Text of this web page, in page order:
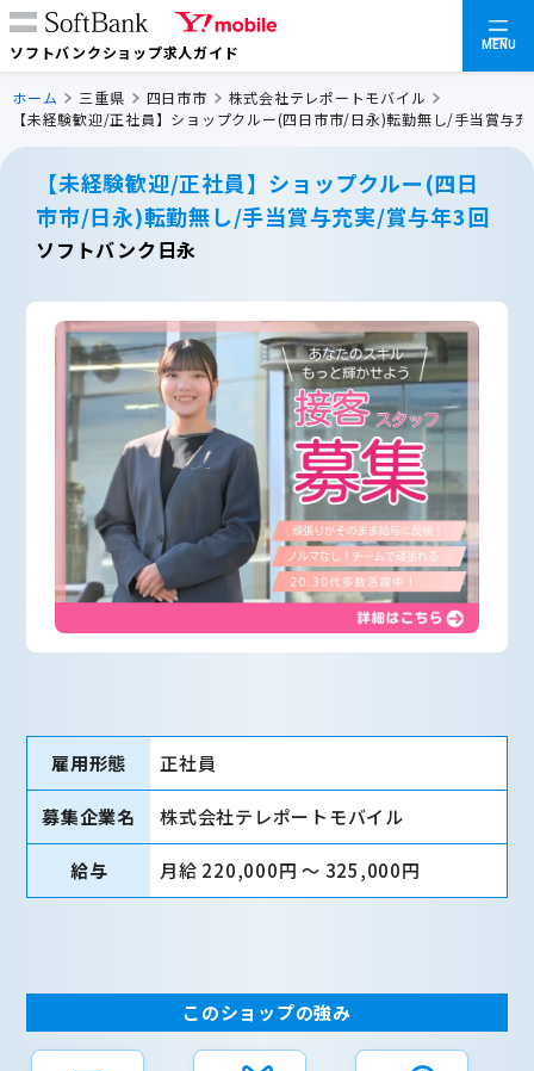
ソフトバンクショップ求人ガイド MENU
ホーム 三重県 四日市市
株式会社テレポートモバイル
【未経験歓迎/正社員】ショップクルー(四日市市/日永)転勤無し/手当賞与
【未経験歓迎/正社員】ショップクルー(四日
市市/日永)転勤無し/手当賞与充実/賞与年3回
ソフトバンク日永
雇用形態 正社員
募集企業名 株式会社テレポートモバイル
給与 月給 220,000円 〜 325,000円
このショップの強み